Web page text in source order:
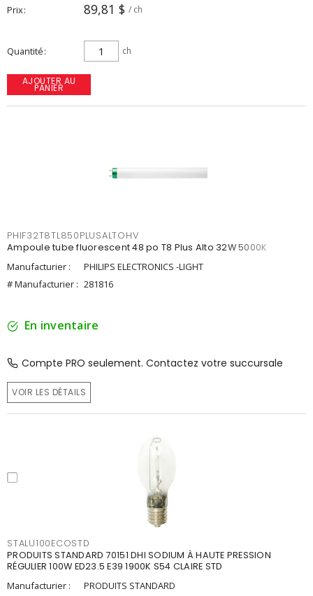
Prix 89,81 $ / ch
Quantité ch
AJOUTER AU
PANIER
PHIF32T8TL850PLUSALTOHV
Ampoule tube fluorescent 48 po T8 Plus Alto 32W 5000K
Manufacturier :
PHILIPS ELECTRONICS -LIGHT
# Manufacturier : 281816
En inventaire
Compte PRO seulement. Contactez votre succursale
VOIR LES DÉTAILS
STALU100ECOSTD
PRODUITS STANDARD 70151 DHI SODIUM À HAUTE PRESSION
RÉGULIER 100W ED23.5 E39 1900K S54 CLAIRE STD
Manufacturier :
PRODUITS STANDARD